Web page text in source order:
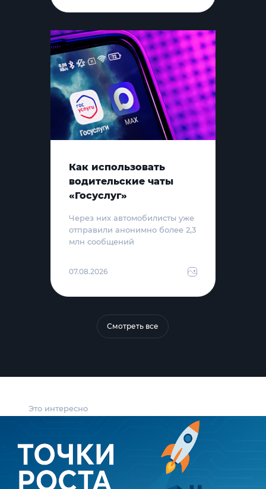
Это интересно
Как использовать
водительские чаты
«Госуслуг»
Через них автомобилисты уже
отправили анонимно более 2,3
млн сообщений
07.08.2026
Смотреть все